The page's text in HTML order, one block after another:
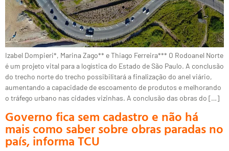
Izabel Dompieri*, Marina Zago** e Thiago Ferreira*** O Rodoanel Norte
é um projeto vital para a logística do Estado de São Paulo. A conclusão
do trecho norte do trecho possibilitará a finalização do anel viário,
aumentando a capacidade de escoamento de produtos e melhorando
o tráfego urbano nas cidades vizinhas. A conclusão das obras do […]
Governo fica sem cadastro e não há
mais como saber sobre obras paradas no
país, informa TCU